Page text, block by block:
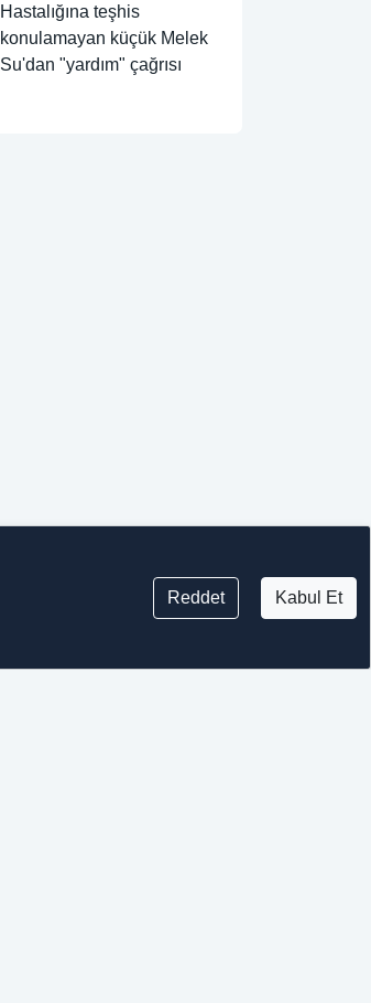
Hastalığına teşhis
konulamayan küçük Melek
Su'dan "yardım" çağrısı
Reddet Kabul Et